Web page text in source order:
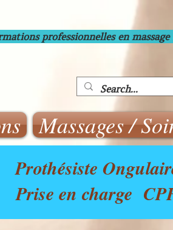
professionnelles en
Massages /
Prothésiste
Prise en charge